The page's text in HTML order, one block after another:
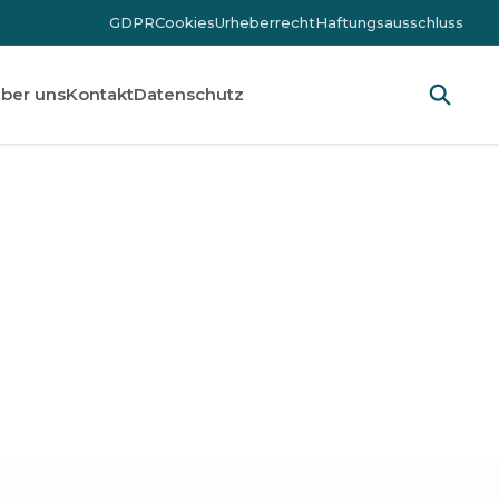
GDPRCookiesUrheberrechtHaftungsausschluss
unsKontaktDatenschutz